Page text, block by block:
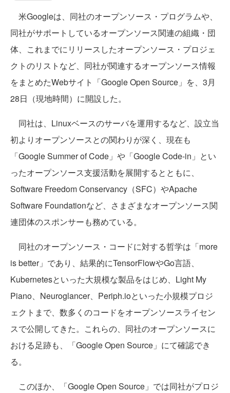
米Googleは、同社のオープンソース・プログラムや、
同社がサポートしているオープンソース関連の組織・団
体、これまでにリリースしたオープンソース・プロジェ
クトのリストなど、同社が関連するオープンソース情報
をまとめたWebサイト「Google Open Source」を、3月
28日（現地時間）に開設した。
同社は、Linuxベースのサーバを運用するなど、設立当
初よりオープンソースとの関わりが深く、現在も
「Google Summer of Code」や「Google Code-in」とい
ったオープンソース支援活動を展開するとともに、
Software Freedom Conservancy（SFC）やApache
Software Foundationなど、さまざまなオープンソース関
連団体のスポンサーも務めている。
同社のオープンソース・コードに対する哲学は「more
is better」であり、結果的にTensorFlowやGo言語、
Kubernetesといった大規模な製品をはじめ、Light My
Piano、Neuroglancer、Periph.ioといった小規模プロジ
ェクトまで、数多くのコードをオープンソースライセン
スで公開してきた。これらの、同社のオープンソースに
おける足跡も、「Google Open Source」にて確認でき
る。
このほか、「Google Open Source」では同社がプロジ